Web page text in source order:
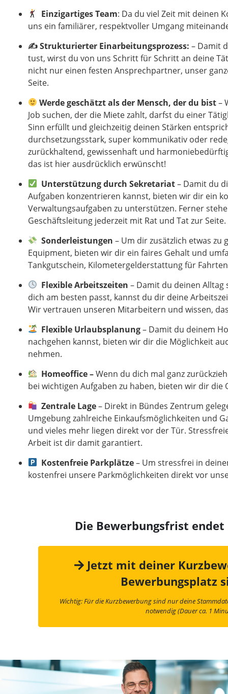
Einzigartiges Team: Da du viel Zeit mit deinen
uns ein familiärer, respektvoller Umgang
✍️Strukturierter Einarbeitungsprozess: – Damit
tust, wirst du von uns Schritt für Schritt an deine
nicht nur einen festen Ansprechpartner, unser
Seite.
Werde geschätzt als der Mensch, der du bist–
Job suchen, der die Miete zahlt, darfst du einer
Sinn erfüllt und gleichzeitig deinen Stärken
durchsetzungsstark, super kommunikativ oder
zurückhaltend, gewissenhaft und
das ist hier ausdrücklich erwünscht!
Unterstützung durch Sekretariat– Damit du
Aufgaben konzentrieren kannst, bieten wir dir ein
Verwaltungsaufgaben zu unterstützen. Ferner
Geschäftsleitung jederzeit mit Rat und Tat zur Seite.
Sonderleistungen – Um dir zusätzlich etwas
Equipment, bieten wir dir ein faires Gehalt und
Tankgutschein, Kilometergelderstattung für
Flexible Arbeitszeiten – Damit du deinen
dich am besten passt, kannst du dir deine
Wir vertrauen unseren Mitarbeitern und wissen,
Flexible Urlaubsplanung– Damit du deinem
nachgehen kannst, bieten wir dir die Möglichkeit
nehmen.
Homeoffice –Wenn du dich mal ganz
bei wichtigen Aufgaben zu haben, bieten wir dir
Zentrale Lage– Direkt in Bündes Zentrum
Umgebung zahlreiche Einkaufsmöglichkeiten und
und vieles mehr liegen direkt vor der Tür.
Arbeit ist dir damit garantiert.
Kostenfreie Parkplätze– Um stressfrei in
kostenfrei unsere Parkmöglichkeiten direkt vor
Die Bewerbungsfrist
Jetzt mit deiner
Bewerbungsplatz
Wichtig: Für die Kurzbewerbung sind nur deine
notwendig (Dauer ca. 1